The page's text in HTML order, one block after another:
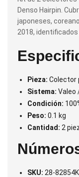
Denso Hairpin.
japoneses,
2018,
Pieza: Colector
Sistema: Valeo
Condición:
Peso: 0.1 kg
Cantidad: 2
SKU: 28-